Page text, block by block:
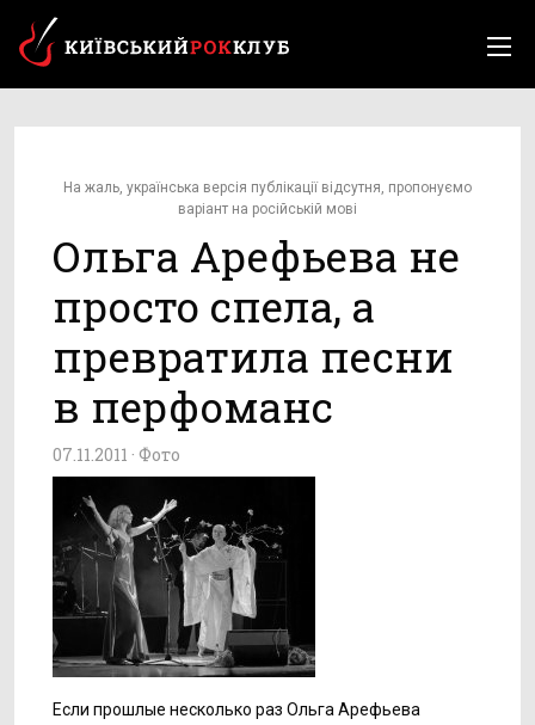
На жаль, українська версія публікації відсутня, пропонуємо
варіант на російській мові
Ольга Арефьева не
просто спела, а
превратила песни
в перфоманс
07.11.2011 · Фото
Если прошлые несколько раз Ольга Арефьева